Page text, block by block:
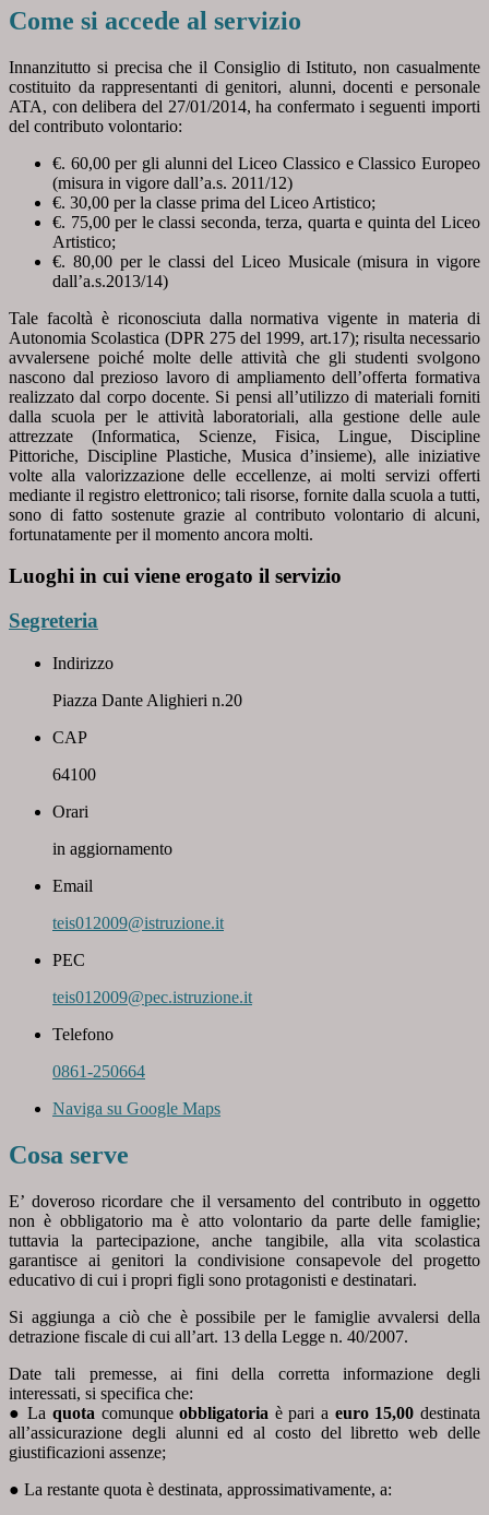
Come si accede al servizio
Innanzitutto si precisa che il Consiglio di Istituto, non casualmente
costituito da rappresentanti di genitori, alunni, docenti e personale
ATA, con delibera del 27/01/2014, ha confermato i seguenti importi
del contributo volontario:
€. 60,00 per gli alunni del Liceo Classico e Classico Europeo
(misura in vigore dall’a.s. 2011/12)
€. 30,00 per la classe prima del Liceo Artistico;
€. 75,00 per le classi seconda, terza, quarta e quinta del Liceo
Artistico;
€. 80,00 per le classi del Liceo Musicale (misura in vigore
dall’a.s.2013/14)
Tale facoltà è riconosciuta dalla normativa vigente in materia di
Autonomia Scolastica (DPR 275 del 1999, art.17); risulta necessario
avvalersene poiché molte delle attività che gli studenti svolgono
nascono dal prezioso lavoro di ampliamento dell’offerta formativa
realizzato dal corpo docente. Si pensi all’utilizzo di materiali forniti
dalla scuola per le attività laboratoriali, alla gestione delle aule
attrezzate (Informatica, Scienze, Fisica, Lingue, Discipline
Pittoriche, Discipline Plastiche, Musica d’insieme), alle iniziative
volte alla valorizzazione delle eccellenze, ai molti servizi offerti
mediante il registro elettronico; tali risorse, fornite dalla scuola a tutti,
sono di fatto sostenute grazie al contributo volontario di alcuni,
fortunatamente per il momento ancora molti.
Luoghi in cui viene erogato il servizio
Segreteria
Indirizzo
Piazza Dante Alighieri n.20
CAP
64100
Orari
in aggiornamento
Email
teis012009@istruzione.it
PEC
teis012009@pec.istruzione.it
Telefono
0861-250664
Naviga su Google Maps
Cosa serve
E’ doveroso ricordare che il versamento del contributo in oggetto
non è obbligatorio ma è atto volontario da parte delle famiglie;
tuttavia la partecipazione, anche tangibile, alla vita scolastica
garantisce ai genitori la condivisione consapevole del progetto
educativo di cui i propri figli sono protagonisti e destinatari.
Si aggiunga a ciò che è possibile per le famiglie avvalersi della
detrazione fiscale di cui all’art. 13 della Legge n. 40/2007.
Date tali premesse, ai fini della corretta informazione degli
interessati, si specifica che:
● La quota comunqueobbligatoria è pari a euro 15,00 destinata
all’assicurazione degli alunni ed al costo del libretto web delle
giustificazioni assenze;
● La restante quota è destinata, approssimativamente, a: